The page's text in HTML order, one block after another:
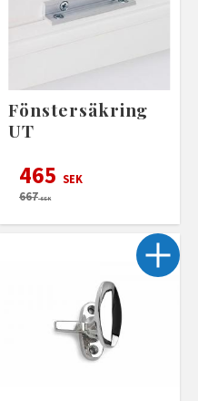
Fönstersäkring
UT
465 SEK
667SEK